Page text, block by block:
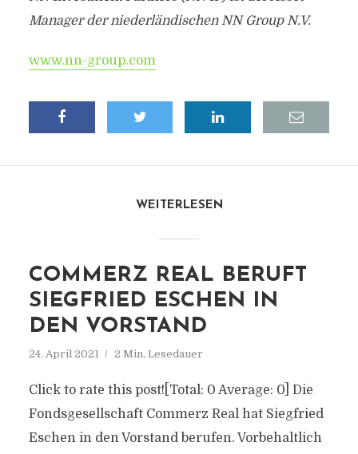
Manager der niederländischen NN Group N.V.
www.nn-group.com
WEITERLESEN
COMMERZ REAL BERUFT
SIEGFRIED ESCHEN IN
DEN VORSTAND
24. April 2021 2 Min. Lesedauer
Click to rate this post![Total: 0 Average: 0] Die
Fondsgesellschaft Commerz Real hat Siegfried
Eschen in den Vorstand berufen. Vorbehaltlich